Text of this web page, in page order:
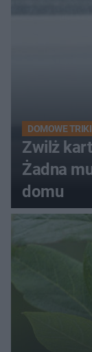
DOMOWE TRIKI
Zwilż
Żadna
domu